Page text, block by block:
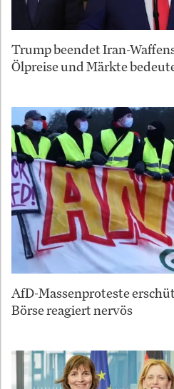
Trump beendet Iran-
Ölpreise und Märkte
AfD-Massenproteste
Börse reagiert nervös